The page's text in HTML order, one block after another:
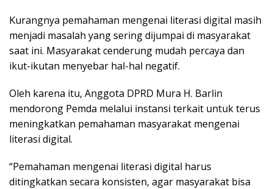
Kurangnya pemahaman mengenai literasi digital masih
menjadi masalah yang sering dijumpai di masyarakat
saat ini. Masyarakat cenderung mudah percaya dan
ikut-ikutan menyebar hal-hal negatif.
Oleh karena itu, Anggota DPRD Mura H. Barlin
mendorong Pemda melalui instansi terkait untuk terus
meningkatkan pemahaman masyarakat mengenai
literasi digital.
“Pemahaman mengenai literasi digital harus
ditingkatkan secara konsisten, agar masyarakat bisa